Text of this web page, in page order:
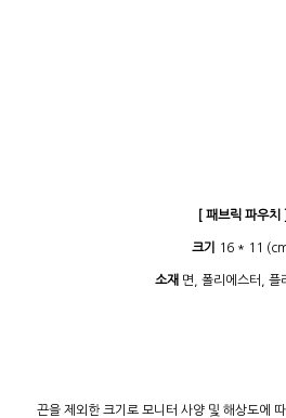
[ 패브릭 파우치 ]
크기 16 * 11
소재 면, 폴리에스터, 플
끈을 제외한 크기로 모니터 사양 및 해상도에